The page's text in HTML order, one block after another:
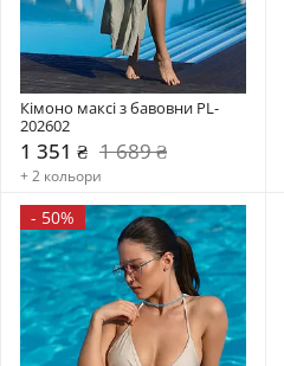
Кімоно максі з бавовни PL-
202602
1 351 ₴ 1 689 ₴
+ 2 кольори
- 50%